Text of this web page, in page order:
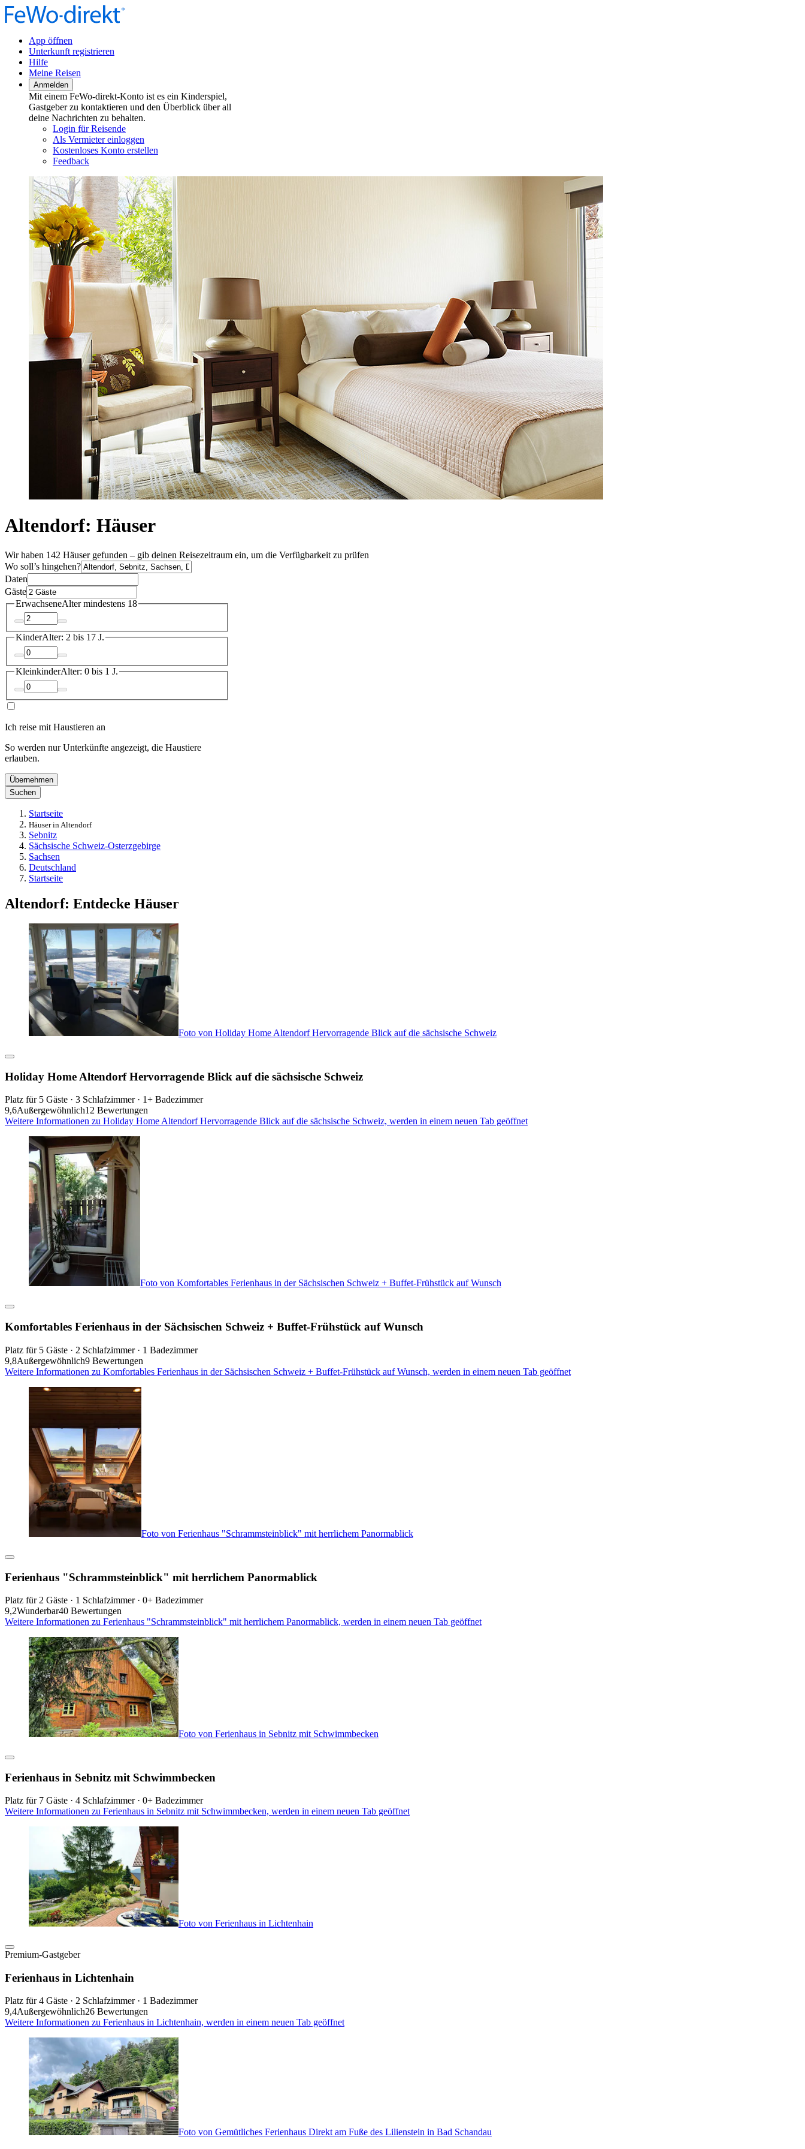
App öffnen
Unterkunft registrieren
Hilfe
Meine Reisen
Anmelden
Mit einem FeWo-direkt-Konto ist es ein Kinderspiel,
Gastgeber zu kontaktieren und den Überblick über all
deine Nachrichten zu behalten.
Login für Reisende
Als Vermieter einloggen
Kostenloses Konto erstellen
Feedback
Altendorf: Häuser
Wir haben 142 Häuser gefunden – gib deinen Reisezeitraum ein, um die Verfügbarkeit zu prüfen
Wo soll’s hingehen?
Daten
Gäste
ErwachseneAlter mindestens 18
KinderAlter: 2 bis 17 J.
KleinkinderAlter: 0 bis 1 J.
Ich reise mit Haustieren an
So werden nur Unterkünfte angezeigt, die Haustiere
erlauben.
Übernehmen
Suchen
Startseite
Häuser in Altendorf
Sebnitz
Sächsische Schweiz-Osterzgebirge
Sachsen
Deutschland
Startseite
Altendorf: Entdecke Häuser
Foto von Holiday Home Altendorf Hervorragende Blick auf die sächsische Schweiz
Holiday Home Altendorf Hervorragende Blick auf die sächsische Schweiz
Platz für 5 Gäste · 3 Schlafzimmer · 1+ Badezimmer
9,6Außergewöhnlich12 Bewertungen
Weitere Informationen zu Holiday Home Altendorf Hervorragende Blick auf die sächsische Schweiz, werden in einem neuen Tab geöffnet
Foto von Komfortables Ferienhaus in der Sächsischen Schweiz + Buffet-Frühstück auf Wunsch
Komfortables Ferienhaus in der Sächsischen Schweiz + Buffet-Frühstück auf Wunsch
Platz für 5 Gäste · 2 Schlafzimmer · 1 Badezimmer
9,8Außergewöhnlich9 Bewertungen
Weitere Informationen zu Komfortables Ferienhaus in der Sächsischen Schweiz + Buffet-Frühstück auf Wunsch, werden in einem neuen Tab geöffnet
Foto von Ferienhaus "Schrammsteinblick" mit herrlichem Panormablick
Ferienhaus "Schrammsteinblick" mit herrlichem Panormablick
Platz für 2 Gäste · 1 Schlafzimmer · 0+ Badezimmer
9,2Wunderbar40 Bewertungen
Weitere Informationen zu Ferienhaus "Schrammsteinblick" mit herrlichem Panormablick, werden in einem neuen Tab geöffnet
Foto von Ferienhaus in Sebnitz mit Schwimmbecken
Ferienhaus in Sebnitz mit Schwimmbecken
Platz für 7 Gäste · 4 Schlafzimmer · 0+ Badezimmer
Weitere Informationen zu Ferienhaus in Sebnitz mit Schwimmbecken, werden in einem neuen Tab geöffnet
Foto von Ferienhaus in Lichtenhain
Premium-Gastgeber
Ferienhaus in Lichtenhain
Platz für 4 Gäste · 2 Schlafzimmer · 1 Badezimmer
9,4Außergewöhnlich26 Bewertungen
Weitere Informationen zu Ferienhaus in Lichtenhain, werden in einem neuen Tab geöffnet
Foto von Gemütliches Ferienhaus Direkt am Fuße des Lilienstein in Bad Schandau